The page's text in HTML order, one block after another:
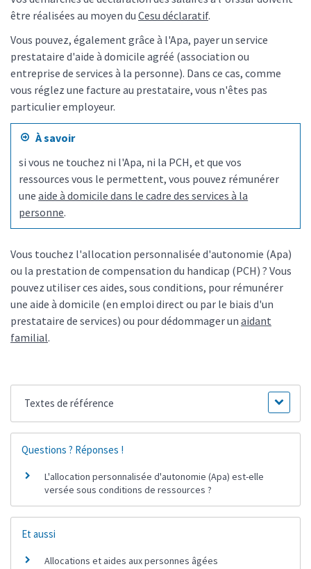
être réalisées au moyen du Cesu déclaratif.
Vous pouvez, également grâce à l'Apa, payer un service
prestataire d'aide à domicile agréé (association ou
entreprise de services à la personne). Dans ce cas, comme
vous réglez une facture au prestataire, vous n'êtes pas
particulier employeur.
À savoir
si vous ne touchez ni l'Apa, ni la PCH, et que vos
ressources vous le permettent, vous pouvez rémunérer
uneaide à domicile dans le cadre des services à la
personne.
Vous touchez l'allocation personnalisée d'autonomie (Apa)
ou la prestation de compensation du handicap (PCH) ? Vous
pouvez utiliser ces aides, sous conditions, pour rémunérer
une aide à domicile (en emploi direct ou par le biais d'un
prestataire de services) ou pour dédommager un aidant
familial.
Textes de référence
Questions ? Réponses !
L'allocation personnalisée d'autonomie (Apa) est-elle
versée sous conditions de ressources ?
Et aussi
Allocations et aides aux personnes âgées